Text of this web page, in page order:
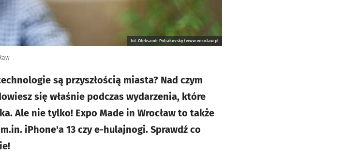
fot. Oleksandr Poliakovsky/www.wroclaw.pl
są przyszłością miasta? Nad czym
się właśnie podczas wydarzenia, które
Ale nie tylko! Expo Made in Wrocław to także
iPhone'a 13 czy e-hulajnogi. Sprawdź co